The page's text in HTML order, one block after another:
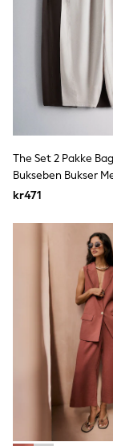
Joggers
Jeans
Suits &
Shop All
Trainers
Pram
School
Slippers
Boots
Wellies
Wide Fit
All
Tops &
Rash
Sun
Sun
All
Wedding
The Set 2 Pakke
Bukseben Bukser
kr471